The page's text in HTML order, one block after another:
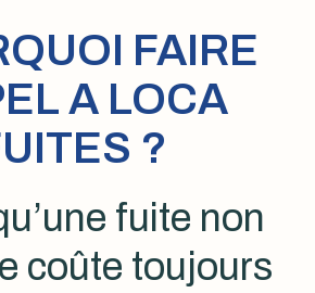
FAIRE
A LOCA
?
fuite non
coûte toujours